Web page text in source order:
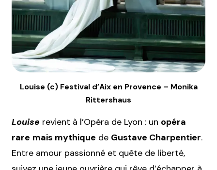
Louise (c) Festival d’Aix en Provence – Monika
Rittershaus
Louise revient à l’Opéra de Lyon : un opéra
rare mais mythique de Gustave Charpentier.
Entre amour passionné et quête de liberté,